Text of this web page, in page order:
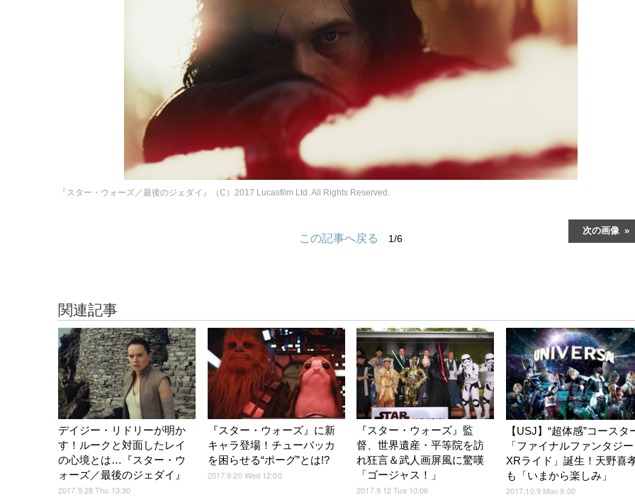
『スター・ウォーズ／最後のジェダイ』（C）2017 Lucasfilm Ltd. All Rights Reserved.
次の画像
この記事へ戻る 1/6
関連記事
デイジー・リドリーが明か
す！ルークと対面したレイ
の心境とは…『スター・ウ
ォーズ／最後のジェダイ』
2017.9.28 Thu 13:30
『スター・ウォーズ』に新
キャラ登場！チューバッカ
を困らせる“ポーグ”とは!?
2017.9.20 Wed 12:00
『スター・ウォーズ』監
督、世界遺産・平等院を訪
れ狂言＆武人画屏風に驚嘆
「ゴージャス！」
2017.9.12 Tue 10:06
【USJ】“超体感”コースタ
「ファイナルファンタジー
XRライド」誕生！天野喜
も「いまから楽しみ」
2017.10.9 Mon 9:00